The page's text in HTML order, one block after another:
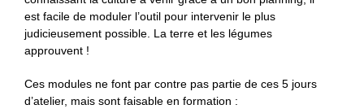
est facile de moduler l’outil pour intervenir le plus
judicieusement possible. La terre et les légumes
approuvent !
Ces modules ne font par contre pas partie de ces 5 jours
d’atelier, mais sont faisable en formation :